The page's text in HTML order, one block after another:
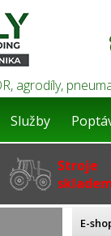
agrodíly,
Služby
Stroje
E-